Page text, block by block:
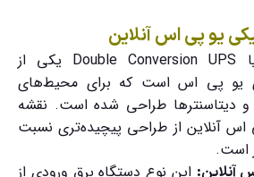
یو پی اس آنلاین
Double Conversion UPS یکی از
یو پی اس است که برای محیط‌های
دیتاسنترها طراحی شده است. نقشه
اس آنلاین از طراحی پیچیده‌تری نسبت
است.
آنلاین: این نوع دستگاه برق ورودی از